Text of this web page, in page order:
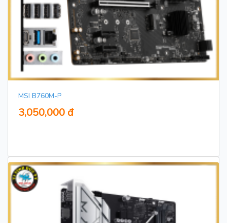
MSI B760M-P
3,050,000 đ